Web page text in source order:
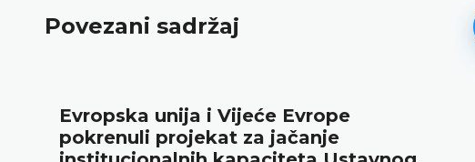
Povezani sadržaj
Evropska unija i Vijeće Evrope
pokrenuli projekat za jačanje